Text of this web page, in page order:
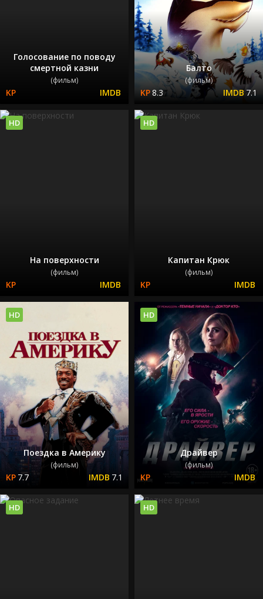
Голосование по поводу
смертной казни
(фильм)
Балто
(фильм)
8.3 7.1
На поверхности
(фильм)
HD
Капитан Крюк
(фильм)
HD
Поездка в Америку
(фильм)
7.7 7.1
HD
Драйвер
(фильм)
HD
HD HD